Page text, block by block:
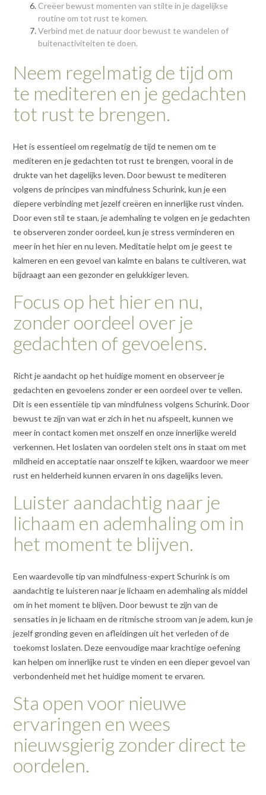
Creëer bewust momenten van stilte in je dagelijkse
routine om tot rust te komen.
Verbind met de natuur door bewust te wandelen of
buitenactiviteiten te doen.
Neem regelmatig de tijd om
te mediteren en je gedachten
tot rust te brengen.
Het is essentieel om regelmatig de tijd te nemen om te
mediteren en je gedachten tot rust te brengen, vooral in de
drukte van het dagelijks leven. Door bewust te mediteren
volgens de principes van mindfulness Schurink, kun je een
diepere verbinding met jezelf creëren en innerlijke rust vinden.
Door even stil te staan, je ademhaling te volgen en je gedachten
te observeren zonder oordeel, kun je stress verminderen en
meer in het hier en nu leven. Meditatie helpt om je geest te
kalmeren en een gevoel van kalmte en balans te cultiveren, wat
bijdraagt aan een gezonder en gelukkiger leven.
Focus op het hier en nu,
zonder oordeel over je
gedachten of gevoelens.
Richt je aandacht op het huidige moment en observeer je
gedachten en gevoelens zonder er een oordeel over te vellen.
Dit is een essentiële tip van mindfulness volgens Schurink. Door
bewust te zijn van wat er zich in het nu afspeelt, kunnen we
meer in contact komen met onszelf en onze innerlijke wereld
verkennen. Het loslaten van oordelen stelt ons in staat om met
mildheid en acceptatie naar onszelf te kijken, waardoor we meer
rust en helderheid kunnen ervaren in ons dagelijks leven.
Luister aandachtig naar je
lichaam en ademhaling om in
het moment te blijven.
Een waardevolle tip van mindfulness-expert Schurink is om
aandachtig te luisteren naar je lichaam en ademhaling als middel
om in het moment te blijven. Door bewust te zijn van de
sensaties in je lichaam en de ritmische stroom van je adem, kun je
jezelf gronding geven en afleidingen uit het verleden of de
toekomst loslaten. Deze eenvoudige maar krachtige oefening
kan helpen om innerlijke rust te vinden en een dieper gevoel van
verbondenheid met het huidige moment te ervaren.
Sta open voor nieuwe
ervaringen en wees
nieuwsgierig zonder direct te
oordelen.